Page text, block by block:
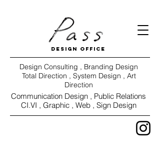
DESIGN OFFICE
Design Consulting , Branding Design
Total Direction , System Design , Art
Direction
Communication Design , Public Relations
CI.VI , Graphic , Web , Sign Design